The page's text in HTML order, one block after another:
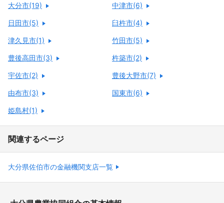
大分市(19) 中津市(6)
日田市(5) 臼杵市(4)
津久見市(1) 竹田市(5)
豊後高田市(3) 杵築市(2)
宇佐市(2) 豊後大野市(7)
由布市(3) 国東市(6)
姫島村(1)
関連するページ
大分県佐伯市の金融機関支店一覧